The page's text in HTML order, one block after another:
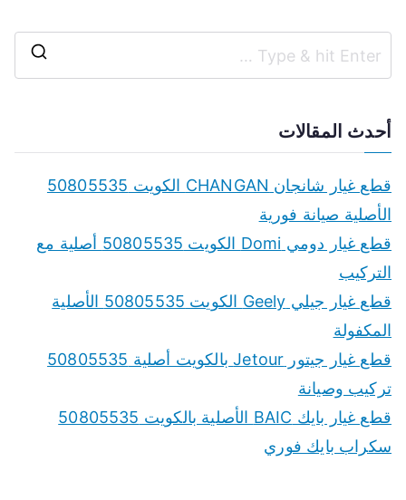
r
أحدث المقالات
قطع غيار شانجان CHANGAN الكويت 50805535
الأصلية صيانة فورية
قطع غيار دومي Domi الكويت 50805535 أصلية مع
التركيب
قطع غيار جيلي Geely الكويت 50805535 الأصلية
المكفولة
قطع غيار جيتور Jetour بالكويت أصلية 50805535
تركيب وصيانة
قطع غيار بايك BAIC الأصلية بالكويت 50805535
سكراب بايك فوري